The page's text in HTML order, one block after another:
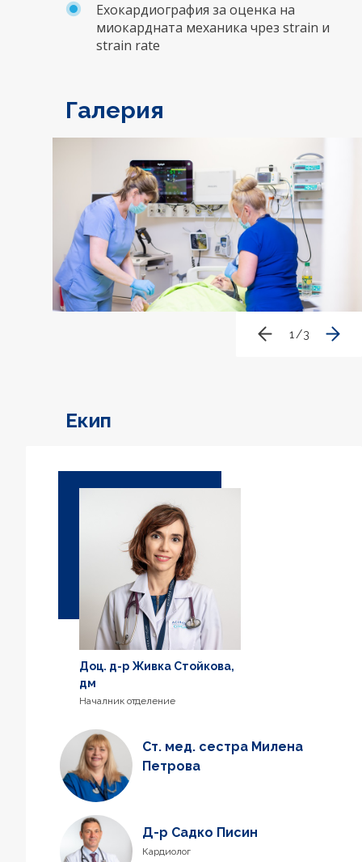
Ехокардиография за оценка на
миокардната механика чрез strain и
strain rate
Галерия
1/3
Екип
Доц. д-р Живка Стойкова,
дм
Началник отделение
Ст. мед. сестра Милена
Петрова
Д-р Садко Писин
Кардиолог